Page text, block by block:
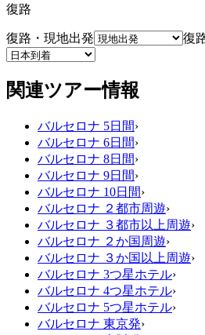
復路
復路・現地出発 復
関連ツアー情報
バルセロナ 5日間›
バルセロナ 6日間›
バルセロナ 8日間›
バルセロナ 9日間›
バルセロナ 10日間›
バルセロナ ２都市周遊›
バルセロナ ３都市以上周遊›
バルセロナ ２か国周遊›
バルセロナ ３か国以上周遊›
バルセロナ 3つ星ホテル›
バルセロナ 4つ星ホテル›
バルセロナ 5つ星ホテル›
バルセロナ 東京発›